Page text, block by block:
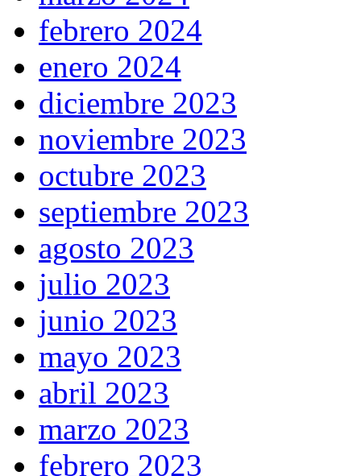
febrero 2024
enero 2024
diciembre 2023
noviembre 2023
octubre 2023
septiembre 2023
agosto 2023
julio 2023
junio 2023
mayo 2023
abril 2023
marzo 2023
febrero 2023